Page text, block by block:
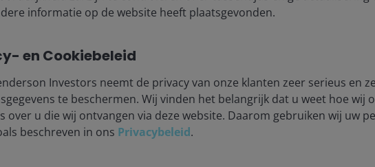
while the US continues to deploy export controls and ecosystem
remain firmly in place.
rivalry, there could be a move towards more disciplined
informatie op de website heeft plaatsgevonden.
en Cookiebeleid
Investors neemt de privacy van onze klanten zeer serieus en
te beschermen. Wij vinden het belangrijk dat u weet hoe wij
over u die wij ontvangen via deze website. Daarom gebruiken wij uw
beschreven in ons Privacybeleid.